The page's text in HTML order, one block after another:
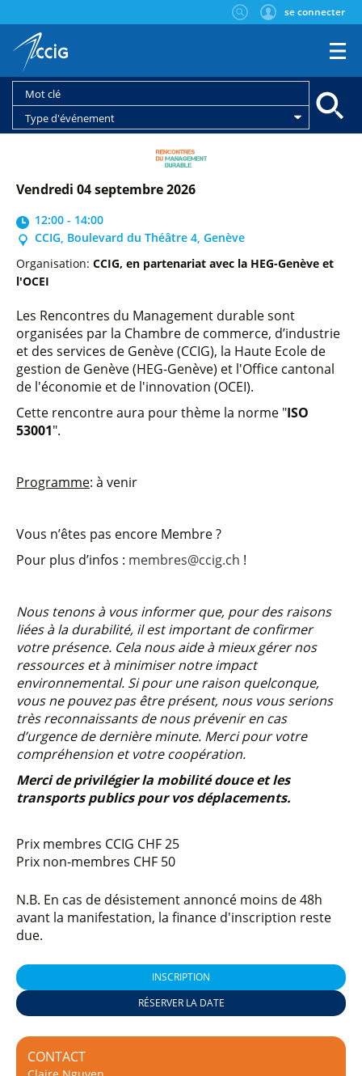
se connecter
Type d'événement
vendredi 04 septembre 2026
12:00 - 14:00
CCIG, Boulevard du Théâtre 4, Genève
Organisation: CCIG, en partenariat avec la HEG-Genève et
l'OCEI
Les Rencontres du Management durable sont
organisées par la Chambre de commerce, d’industrie
et des services de Genève (CCIG), la Haute Ecole de
gestion de Genève (HEG-Genève) et l'Office cantonal
de l'économie et de l'innovation (OCEI).
Cette rencontre aura pour thème la norme "ISO
53001".
Programme: à venir
Vous n’êtes pas encore Membre ?
Pour plus d’infos : membres@ccig.ch !
Nous tenons à vous informer que, pour des raisons
liées à la durabilité, il est important de confirmer
votre présence. Cela nous aide à mieux gérer nos
ressources et à minimiser notre impact
environnemental. Si pour une raison quelconque,
vous ne pouvez pas être présent, nous vous serions
très reconnaissants de nous prévenir en cas
d’urgence de dernière minute. Merci pour votre
compréhension et votre coopération.
Merci de privilégier la mobilité douce et les
transports publics pour vos déplacements.
Prix membres CCIG CHF 25
Prix non-membres CHF 50
N.B. En cas de désistement annoncé moins de 48h
avant la manifestation, la finance d'inscription reste
due.
INSCRIPTION
RÉSERVER LA DATE
CONTACT